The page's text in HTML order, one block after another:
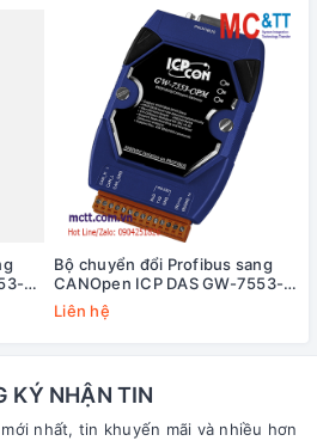
Bộ chuyển đổi Profibus sang
CANOpen ICP DAS GW-7553-
CPM CR
Liên hệ
KÝ NHẬN TIN
nhất, tin khuyến mãi và nhiều hơn